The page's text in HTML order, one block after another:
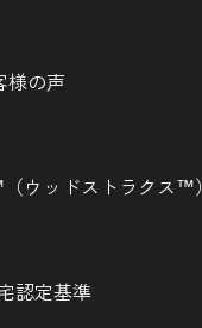
様の声
ウッドストラクス™）
認定基準